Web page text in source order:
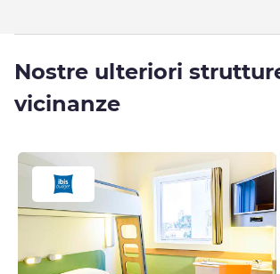
Nostre ulteriori
vicinanze